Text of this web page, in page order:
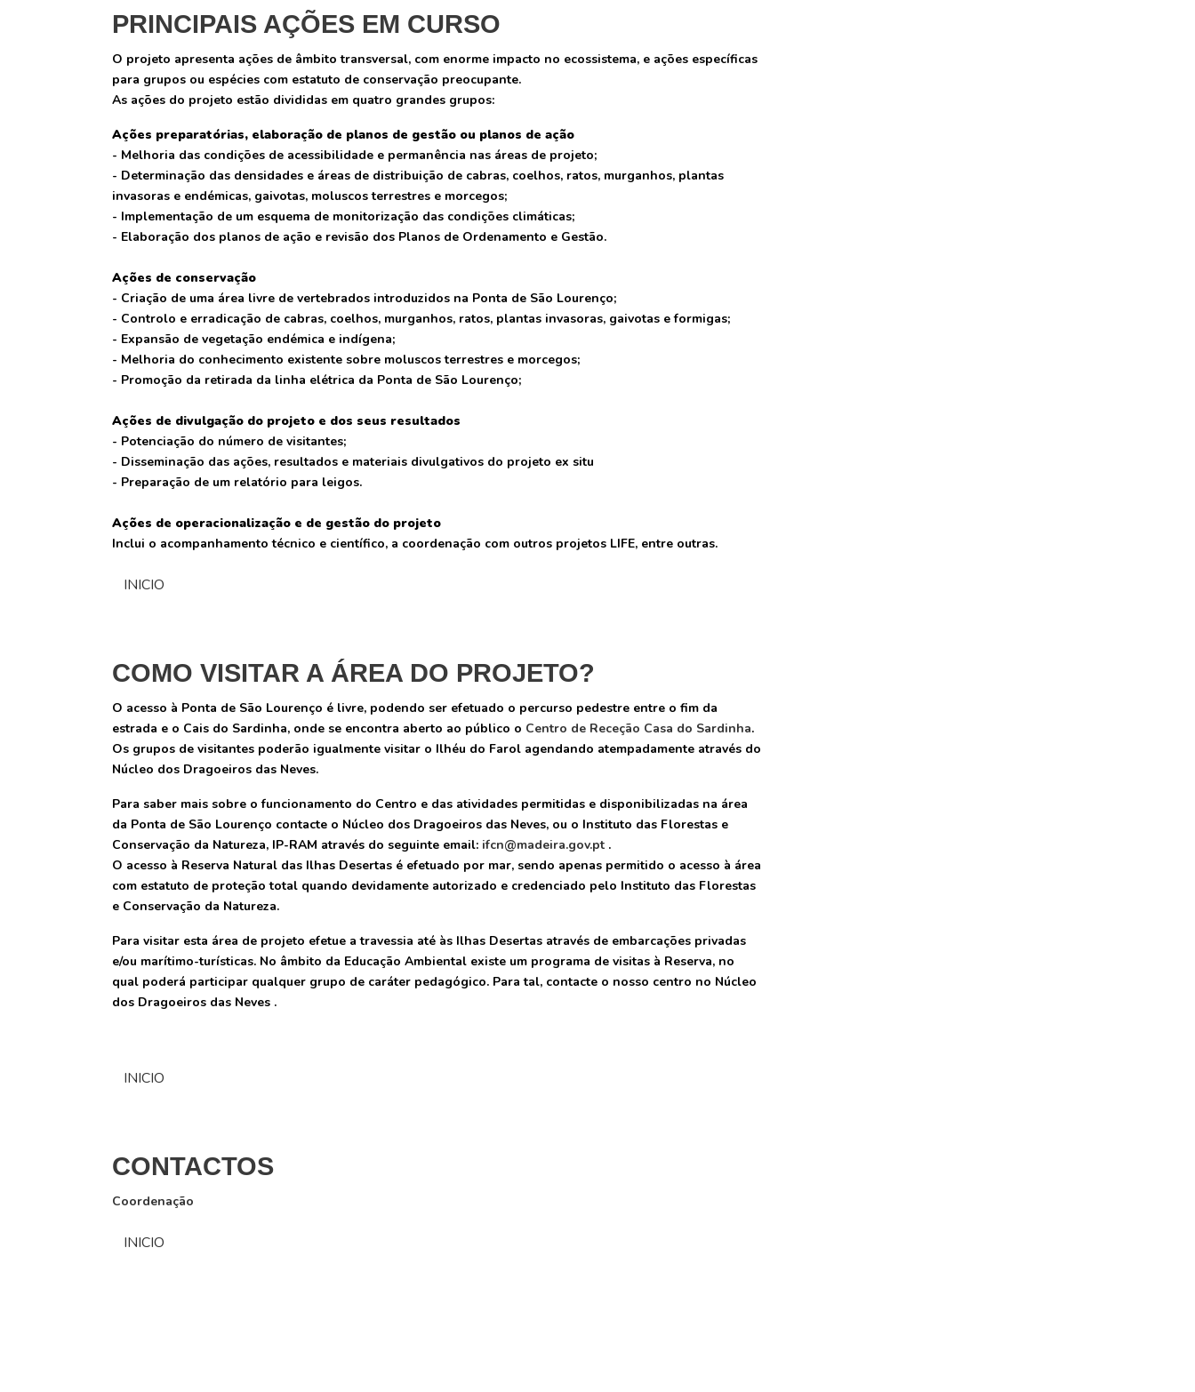
PRINCIPAIS AÇÕES EM CURSO
O projeto apresenta ações de âmbito transversal, com enorme impacto no ecossistema, e ações específicas
para grupos ou espécies com estatuto de conservação preocupante.
As ações do projeto estão divididas em quatro grandes grupos:
Ações preparatórias, elaboração de planos de gestão ou planos de ação
- Melhoria das condições de acessibilidade e permanência nas áreas de projeto;
- Determinação das densidades e áreas de distribuição de cabras, coelhos, ratos, murganhos, plantas
invasoras e endémicas, gaivotas, moluscos terrestres e morcegos;
- Implementação de um esquema de monitorização das condições climáticas;
- Elaboração dos planos de ação e revisão dos Planos de Ordenamento e Gestão.
Ações de conservação
- Criação de uma área livre de vertebrados introduzidos na Ponta de São Lourenço;
- Controlo e erradicação de cabras, coelhos, murganhos, ratos, plantas invasoras, gaivotas e formigas;
- Expansão de vegetação endémica e indígena;
- Melhoria do conhecimento existente sobre moluscos terrestres e morcegos;
- Promoção da retirada da linha elétrica da Ponta de São Lourenço;
Ações de divulgação do projeto e dos seus resultados
- Potenciação do número de visitantes;
- Disseminação das ações, resultados e materiais divulgativos do projeto ex situ
- Preparação de um relatório para leigos.
Ações de operacionalização e de gestão do projeto
Inclui o acompanhamento técnico e científico, a coordenação com outros projetos LIFE, entre outras.
INICIO
COMO VISITAR A ÁREA DO PROJETO?
O acesso à Ponta de São Lourenço é livre, podendo ser efetuado o percurso pedestre entre o fim da
estrada e o Cais do Sardinha, onde se encontra aberto ao público o Centro de Receção Casa do Sardinha.
Os grupos de visitantes poderão igualmente visitar o Ilhéu do Farol agendando atempadamente através do
Núcleo dos Dragoeiros das Neves.
Para saber mais sobre o funcionamento do Centro e das atividades permitidas e disponibilizadas na área
da Ponta de São Lourenço contacte o Núcleo dos Dragoeiros das Neves, ou o Instituto das Florestas e
Conservação da Natureza, IP-RAM através do seguinte email: ifcn@madeira.gov.pt .
O acesso à Reserva Natural das Ilhas Desertas é efetuado por mar, sendo apenas permitido o acesso à área
com estatuto de proteção total quando devidamente autorizado e credenciado pelo Instituto das Florestas
e Conservação da Natureza.
Para visitar esta área de projeto efetue a travessia até às Ilhas Desertas através de embarcações privadas
e/ou marítimo-turísticas. No âmbito da Educação Ambiental existe um programa de visitas à Reserva, no
qual poderá participar qualquer grupo de caráter pedagógico. Para tal, contacte o nosso centro no Núcleo
dos Dragoeiros das Neves .
INICIO
CONTACTOS
Coordenação
INICIO